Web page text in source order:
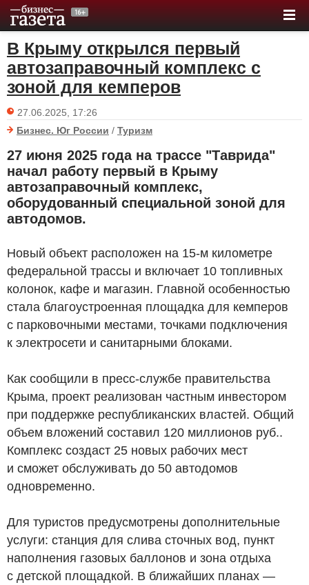
В Крыму открылся первый
автозаправочный комплекс с
зоной для кемперов
27.06.2025, 17:26
Бизнес. Юг России / Туризм
27 июня 2025 года на трассе "Таврида"
начал работу первый в Крыму
автозаправочный комплекс,
оборудованный специальной зоной для
автодомов.
Новый объект расположен на 15-м километре
федеральной трассы и включает 10 топливных
колонок, кафе и магазин. Главной особенностью
стала благоустроенная площадка для кемперов
с парковочными местами, точками подключения
к электросети и санитарными блоками.
Как сообщили в пресс-службе правительства
Крыма, проект реализован частным инвестором
при поддержке республиканских властей. Общий
объем вложений составил 120 миллионов руб..
Комплекс создаст 25 новых рабочих мест
и сможет обслуживать до 50 автодомов
одновременно.
Для туристов предусмотрены дополнительные
услуги: станция для слива сточных вод, пункт
наполнения газовых баллонов и зона отдыха
с детской площадкой. В ближайших планах —